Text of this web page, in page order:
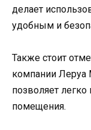
делает
удобным и
Также стоит
компании Леруа
позволяет
помещения.